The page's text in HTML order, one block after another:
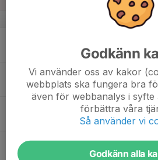
v.34
Tor
Godkänn
Vi använder oss av kakor
webbplats ska fungera bra
även för webbanalys i syfte
förbättra våra
Så använder vi
Godkänn alla